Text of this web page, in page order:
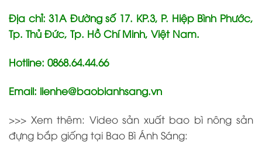
Địa chỉ: 31A Đường số 17. KP.3, P. Hiệp Bình Phước,
Tp. Thủ Đức, Tp. Hồ Chí Minh, Việt Nam.
Hotline: 0868.64.44.66
Email: lienhe@baobianhsang.vn
>>> Xem thêm: Video sản xuất bao bì nông sản
đựng bắp giống tại Bao Bì Ánh Sáng: